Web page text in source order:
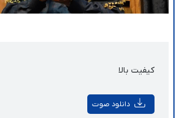
کیفیت بالا
دانلود صوت